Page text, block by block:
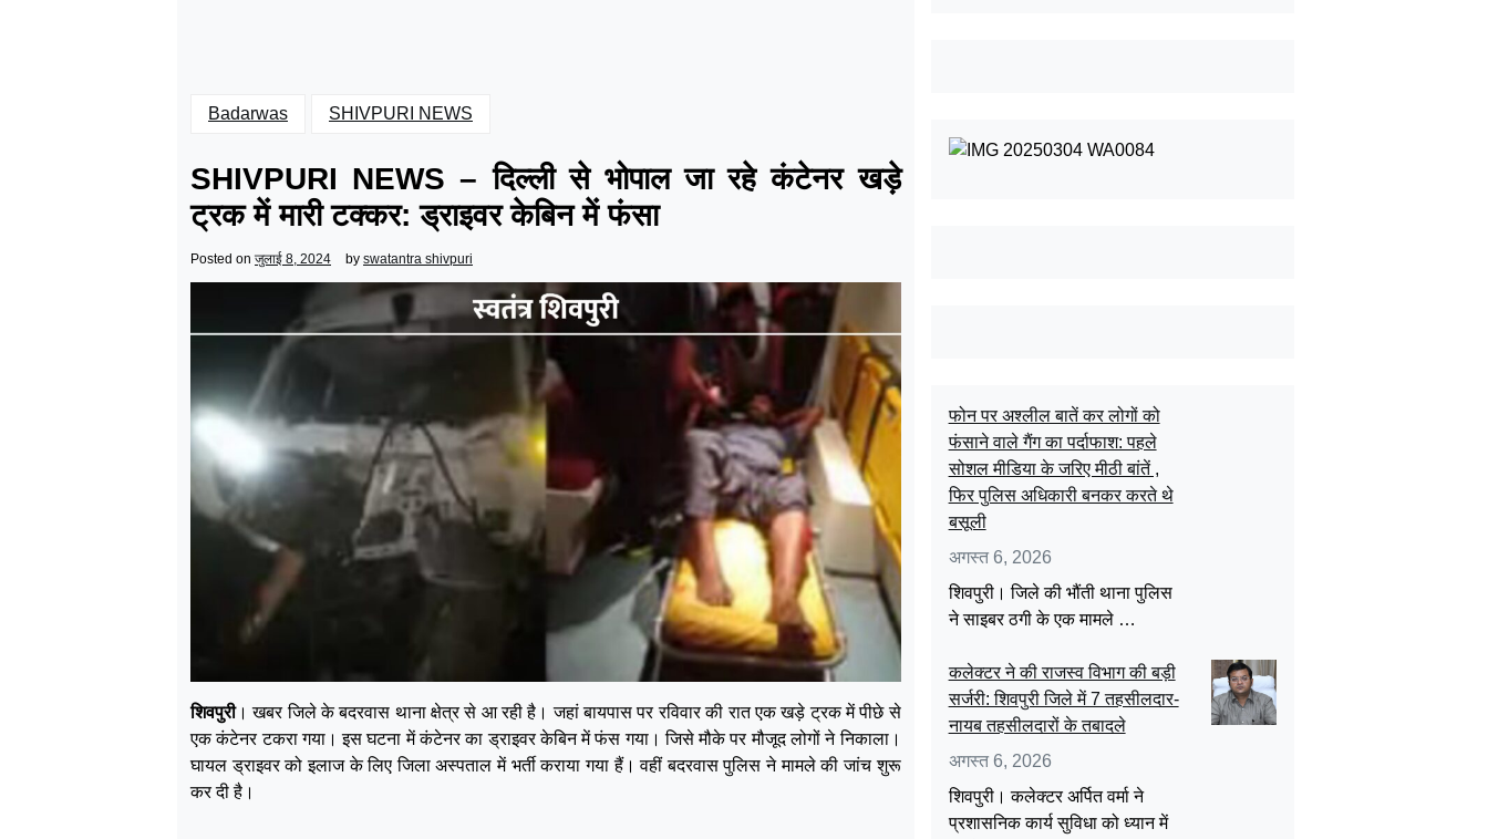
Badarwas SHIVPURI NEWS
SHIVPURI NEWS – दिल्ली से भोपाल जा रहे कंटेनर खड़े
ट्रक में मारी टक्कर: ड्राइवर केबिन में फंसा
Posted on जुलाई 8, 2024 by swatantra shivpuri
शिवपुरी। खबर जिले के बदरवास थाना क्षेत्र से आ रही है। जहां बायपास पर रविवार की रात एक खड़े ट्रक में पीछे से
एक कंटेनर टकरा गया। इस घटना में कंटेनर का ड्राइवर केबिन में फंस गया। जिसे मौके पर मौजूद लोगों ने निकाला।
घायल ड्राइवर को इलाज के लिए जिला अस्पताल में भर्ती कराया गया हैं। वहीं बदरवास पुलिस ने मामले की जांच शुरू
कर दी है।
फोन पर अश्लील बातें कर लोगों को
फंसाने वाले गैंग का पर्दाफाश: पहले
सोशल मीडिया के जरिए मीठी बांतें ,
फिर पुलिस अधिकारी बनकर करते थे
बसूली
अगस्त 6, 2026
शिवपुरी। जिले की भौंती थाना पुलिस
ने साइबर ठगी के एक मामले …
कलेक्टर ने की राजस्व विभाग की बड़ी
सर्जरी: शिवपुरी जिले में 7 तहसीलदार-
नायब तहसीलदारों के तबादले
अगस्त 6, 2026
शिवपुरी। कलेक्टर अर्पित वर्मा ने
प्रशासनिक कार्य सुविधा को ध्यान में